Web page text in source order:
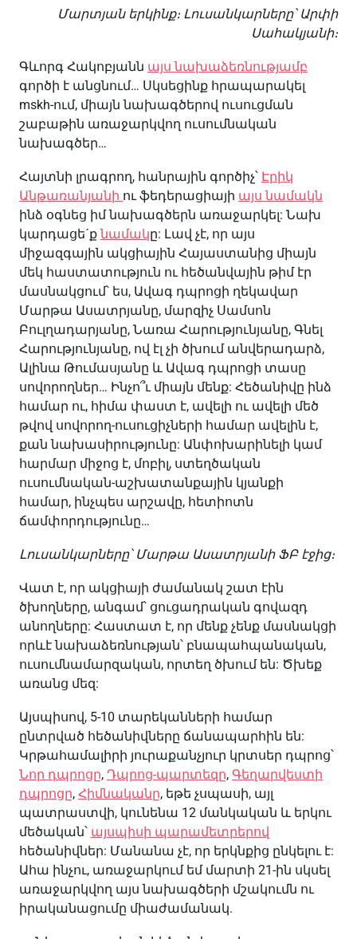
Մարտյան երկինք։ Լուսանկարները՝ Արփի
Սահակյանի։
Գևորգ Հակոբյանն այս նախաձեռնությամբ
գործի է անցնում… Սկսեցինք հրապարակել
mskh-ում, միայն նախագծերով ուսուցման
շաբաթին առաջարկվող ուսումնական
նախագծեր…
Հայտնի լրագրող, հանրային գործիչ՝ Էրիկ
Անթառանյանի ու ֆեդերացիայի այս նամակն
ինձ օգնեց իմ նախագծերն առաջարկել: Նախ
կարդացե´քնամակը: Լավ չէ, որ այս
միջազգային ակցիային Հայաստանից միայն
մեկ հաստատություն ու հեծանվային թիմ էր
մասնակցում՝ ես, Ավագ դպրոցի ղեկավար
Մարթա Ասատրյանը, մարզիչ Սամսոն
Բուլղադարյանը, Նառա Հարությունյանը, Գնել
Հարությունյանը, ով էլ չի ծխում անվերադարձ,
Ալինա Թումասյանը և Ավագ դպրոցի տասը
սովորողներ… Ինչո՞ւ միայն մենք: Հեծանիվը ինձ
համար ու, հիմա փաստ է, ավելի ու ավելի մեծ
թվով սովորող-ուսուցիչների համար ավելին է,
քան նախասիրությունը: Անփոխարինելի կամ
հարմար միջոց է, մոբիլ, ստեղծական
ուսումնական-աշխատանքային կյանքի
համար, ինչպես արշավը, հետիոտն
ճամփորդությունը…
Լուսանկարները՝ Մարթա Ասատրյանի ՖԲ էջից։
Վատ է, որ ակցիայի ժամանակ շատ էին
ծխողները, անգամ՝ ցուցադրական գովազդ
անողները: Հաստատ է, որ մենք չենք մասնակցի
որևէ նախաձեռնության՝ բնապահպանական,
ուսումնամարզական, որտեղ ծխում են: Ծխեք
առանց մեզ:
Այսպիսով, 5-10 տարեկանների համար
ընտրված հեծանիվները ճանապարհին են:
Կրթահամալիրի յուրաքանչյուր կրտսեր դպրոց՝
Նոր դպրոցը, Դպրոց-պարտեզը, Գեղարվեստի
դպրոցը, Հիմնականը, եթե չսպասի, այլ
պատրաստվի, կունենա 12 մանկական և երկու
մեծական՝ այսպիսի պարամետրերով
հեծանիվներ: Մանանա չէ, որ երկնքից ընկելու է:
Ահա ինչու, առաջարկում եմ մարտի 21-ին սկսել
առաջարկվող այս նախագծերի մշակումն ու
իրականացումը միաժամանակ.